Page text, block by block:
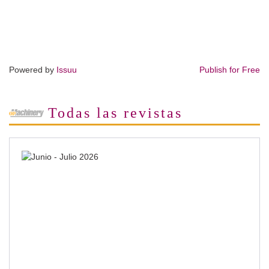
Powered by Issuu Publish for Free
Todas las revistas